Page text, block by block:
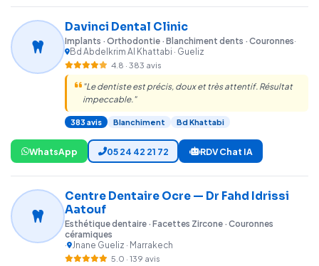
Davinci Dental Clinic
Implants · Orthodontie · Blanchiment dents · Couronnes·
Bd Abdelkrim Al Khattabi · Gueliz
4.8 · 383 avis
"Le dentiste est précis, doux et très attentif. Résultat
impeccable."
383 avis Blanchiment Bd Khattabi
WhatsApp 05 24 42 21 72 RDV Chat IA
Centre Dentaire Ocre — Dr Fahd Idrissi
Aatouf
Esthétique dentaire · Facettes Zircone · Couronnes
céramiques
· Jnane Gueliz · Marrakech
5.0 · 139 avis